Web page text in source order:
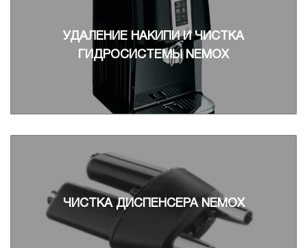
УДАЛЕНИЕ НАКИПИ И ЧИСТКА
ГИДРОСИСТЕМЫ NEMOX
ЧИСТКА ДИСПЕНСЕРА NEMOX